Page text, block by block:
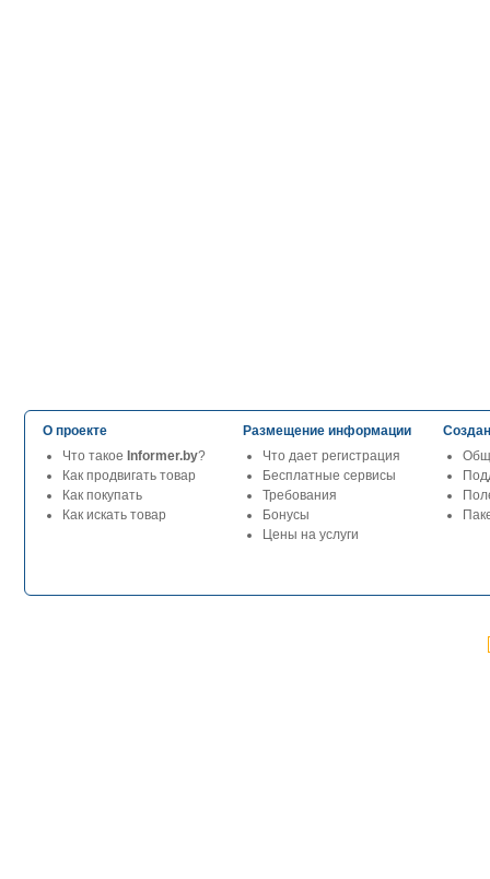
О проекте
Что такое Informer.by?
Как продвигать товар
Как покупать
Как искать товар
Размещение информации
Что дает регистрация
Бесплатные сервисы
Требования
Бонусы
Цены на услуги